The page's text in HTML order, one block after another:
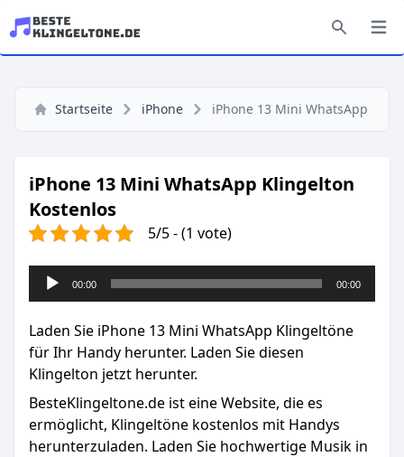
Startseite iPhone iPhone 13 Mini WhatsApp
iPhone 13 Mini WhatsApp Klingelton
Kostenlos
5/5 - (1 vote)
Audio-
Player
00:00 00:00
Laden Sie iPhone 13 Mini WhatsApp Klingeltöne
für Ihr Handy herunter. Laden Sie diesen
Klingelton jetzt herunter.
BesteKlingeltone.de ist eine Website, die es
ermöglicht, Klingeltöne kostenlos mit Handys
herunterzuladen. Laden Sie hochwertige Musik in